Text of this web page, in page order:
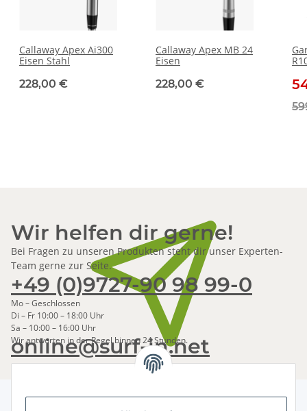
Callaway Apex Ai300
Eisen Stahl
228,00 €
Callaway Apex MB 24
Eisen
228,00 €
Wir helfen dir gerne!
Bei Fragen zu unseren Produkten steht dir unser Experten-
Team gerne zur Seite.
+49 (0)9727-90 98 99-0
Mo – Geschlossen
Di – Fr 10:00 – 18:00 Uhr
Sa – 10:00 – 16:00 Uhr
online@surf-in.net
Wir antworten in der Regel binnen 24 Stunden.